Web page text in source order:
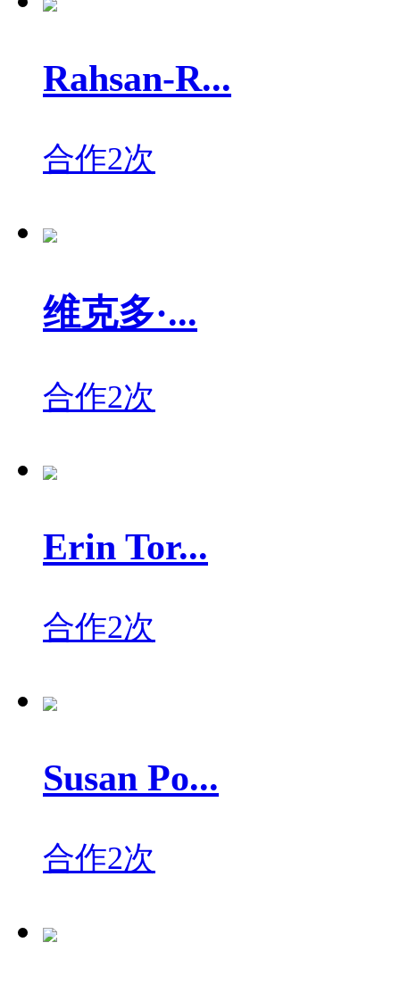
Rahsan-R...
合作2次
维克多·...
合作2次
Erin Tor...
合作2次
Susan Po...
合作2次